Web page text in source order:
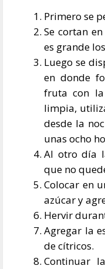
Primero se
Se cortan
es grande
Luego se
en donde
fruta con
limpia,
desde la
unas ocho
Al otro día
que no
Colocar en
azúcar y
Hervir
Agregar la
de cítricos.
Continuar